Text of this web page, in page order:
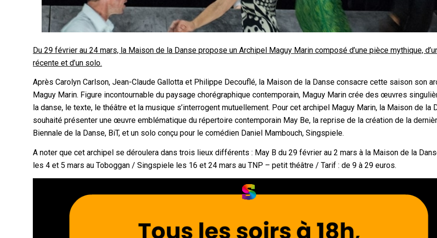
Du 29 février au 24 mars, la Maison de la Danse propose un Archipel Maguy Marin composé d’une pièce mythique,
récente et d’un solo.
Après Carolyn Carlson, Jean-Claude Gallotta et Philippe Decouflé, la Maison de la Danse consacre cette saison son
Maguy Marin. Figure incontournable du paysage chorégraphique contemporain, Maguy Marin crée des œuvres
la danse, le texte, le théâtre et la musique s’interrogent mutuellement. Pour cet archipel Maguy Marin, la Maison de la
souhaité présenter une œuvre emblématique du répertoire contemporain May Be, la reprise de la création de la
Biennale de la Danse, BiT, et un solo conçu pour le comédien Daniel Mambouch, Singspiele.
A noter que cet archipel se déroulera dans trois lieux différents : May B du 29 février au 2 mars à la Maison de la
les 4 et 5 mars au Toboggan / Singspiele les 16 et 24 mars au TNP – petit théâtre / Tarif : de 9 à 29 euros.